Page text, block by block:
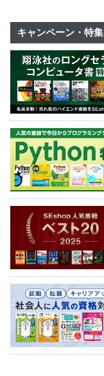
キャンペーン・特集